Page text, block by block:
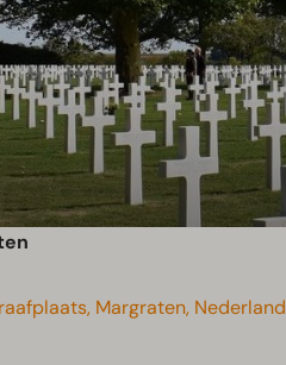
Margraten, Nederland